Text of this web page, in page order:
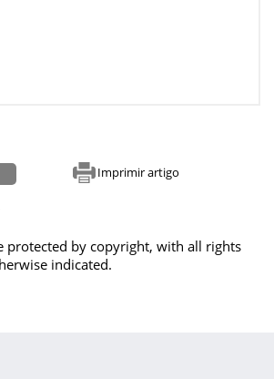
Imprimir artigo
protected by copyright, with all rights
indicated.